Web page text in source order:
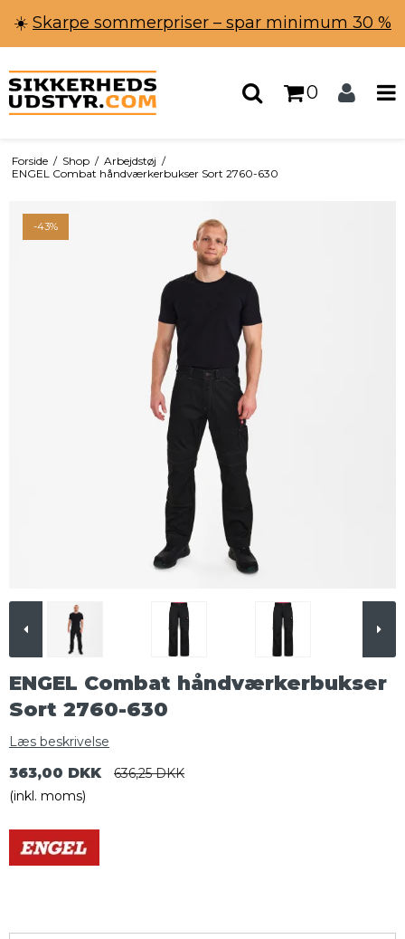
☀️ Skarpe sommerpriser – spar minimum 30 %
0
Forside / Shop / Arbejdstøj /
ENGEL Combat håndværkerbukser Sort 2760-630
-43%
ENGEL Combat håndværkerbukser
Sort 2760-630
Læs beskrivelse
363,00 DKK
636,25 DKK
(inkl. moms)